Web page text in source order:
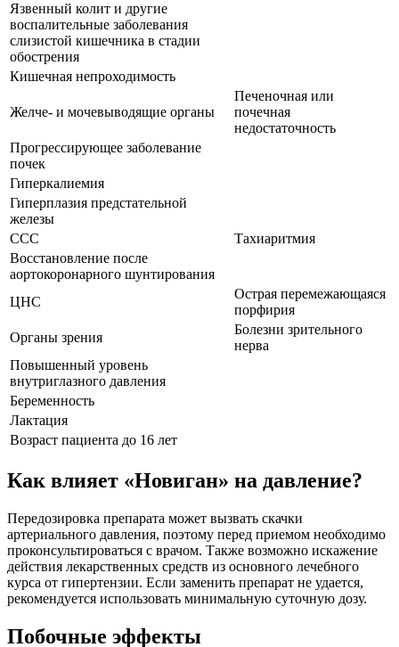
Язвенный колит и другие
воспалительные заболевания
слизистой кишечника в стадии
обострения
Кишечная непроходимость
Желче- и мочевыводящие органы
Печеночная или
почечная
недостаточность
Прогрессирующее заболевание
почек
Гиперкалиемия
Гиперплазия предстательной
железы
ССС
Тахиаритмия
Восстановление после
аортокоронарного шунтирования
ЦНС
Острая перемежающаяся
порфирия
Органы зрения
Болезни зрительного
нерва
Повышенный уровень
внутриглазного давления
Беременность
Лактация
Возраст пациента до 16 лет
Как влияет «Новиган» на давление?
Передозировка препарата может вызвать скачки
артериального давления, поэтому перед приемом необходимо
проконсультироваться с врачом. Также возможно искажение
действия лекарственных средств из основного лечебного
курса от гипертензии. Если заменить препарат не удается,
рекомендуется использовать минимальную суточную дозу.
Побочные эффекты